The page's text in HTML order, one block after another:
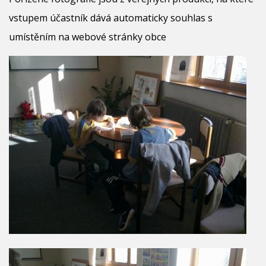
vstupem účastník dává automaticky souhlas s
umístěním na webové stránky obce